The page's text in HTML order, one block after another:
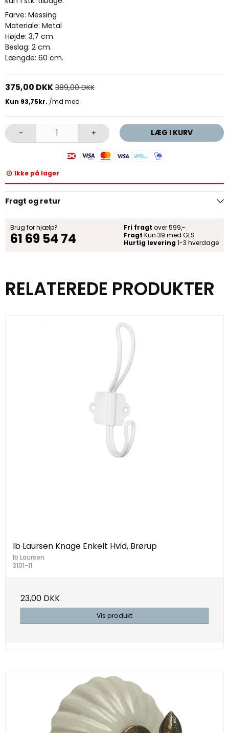
Farve: Messing
Materiale: Metal
Højde: 3,7 cm.
Beslag: 2 cm.
Længde: 60 cm.
375,00 DKK 389,00 DKK
- + LÆG I KURV
Ikke på lager
Fragt og retur
Brug for hjælp?
61 69 54 74
Fri fragt over 599,-
Fragt Kun 39 med GLS
Hurtig levering 1-3 hverdage
RELATEREDE PRODUKTER
Ib Laursen Knage Enkelt Hvid, Brørup
Ib Laursen
3101-11
23,00 DKK
Vis produkt